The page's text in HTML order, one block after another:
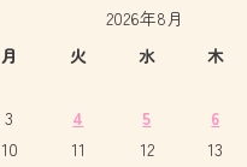
2026年8月
月 火 水 木
3 4 5 6
10 11 12 13